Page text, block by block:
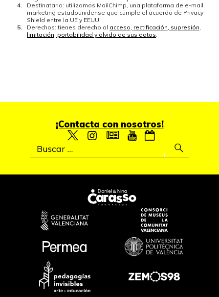
Destinatario: utilizamos MailChimp, una plataforma de e-mail
marketing estadounidense que cumple el acuerdo de Privacy
Shield entre la UE y EEUU.
Derechos: tienes derecho al acceso, rectificación, supresión,
limitación, portabilidad y olvido de sus datos
¡Contacta con nosotros!